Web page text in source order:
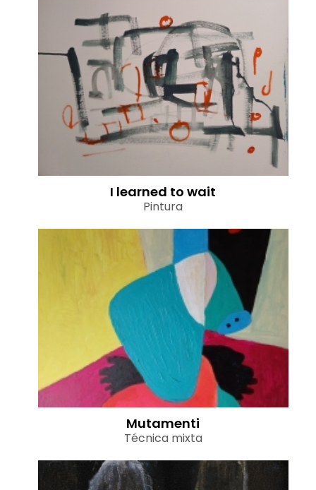
I learned to wait
Pintura
Mutamenti
Técnica mixta